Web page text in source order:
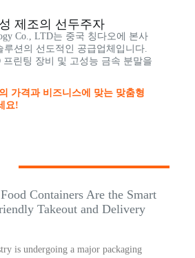
제조의 선두주자
Co., LTD는 중국 칭다오에 본사
루션의 선도적인 공급업체입니다.
프린팅 장비 및 고성능 금속 분말을
가격과 비즈니스에 맞는 맞춤형
요!
Containers Are the Smart
Takeout and Delivery
is undergoing a major packaging